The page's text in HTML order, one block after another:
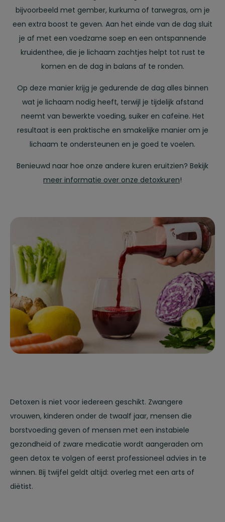
bijvoorbeeld met gember, kurkuma of tarwegras, om je
een extra boost te geven. Aan het einde van de dag sluit
je af met een voedzame soep en een ontspannende
kruidenthee, die je lichaam zachtjes helpt tot rust te
komen en de dag in balans af te ronden.
Op deze manier krijg je gedurende de dag alles binnen
wat je lichaam nodig heeft, terwijl je tijdelijk afstand
neemt van bewerkte voeding, suiker en cafeïne. Het
resultaat is een praktische en smakelijke manier om je
lichaam te ondersteunen en je goed te voelen.
Benieuwd naar hoe onze andere kuren eruitzien? Bekijk
meer informatie over onze detoxkuren!
Detoxen is niet voor iedereen geschikt. Zwangere
vrouwen, kinderen onder de twaalf jaar, mensen die
borstvoeding geven of mensen met een instabiele
gezondheid of zware medicatie wordt aangeraden om
geen detox te volgen of eerst professioneel advies in te
winnen. Bij twijfel geldt altijd: overleg met een arts of
diëtist.